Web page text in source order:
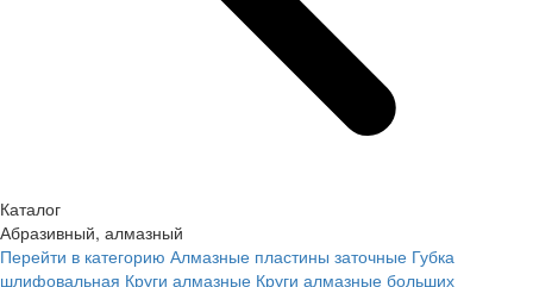
Каталог
Абразивный, алмазный
Перейти в категорию Алмазные пластины заточные Губка
шлифовальная Круги алмазные Круги алмазные больших